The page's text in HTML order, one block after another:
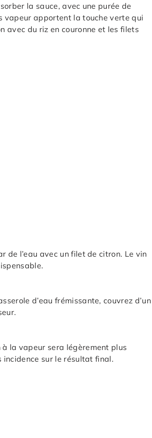
la sauce, avec une purée de
vapeur apportent la touche verte qui
avec du riz en couronne et les filets
de l’eau avec un filet de citron. Le vin
d’eau frémissante, couvrez d’un
la vapeur sera légèrement plus
incidence sur le résultat final.